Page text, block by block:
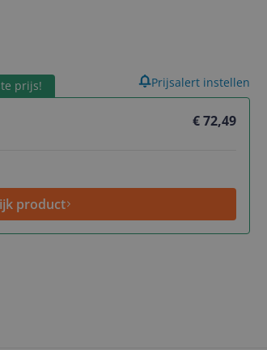
gevonden.
prijs!
€ 72,49
product
Prijsalert instellen